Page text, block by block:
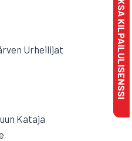
Urheilijat
Kataja
MAKSA KILPAILULISENSSI